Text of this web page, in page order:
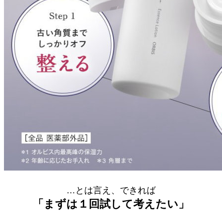
…とは言え、できれば
「まずは１回試して考えたい」